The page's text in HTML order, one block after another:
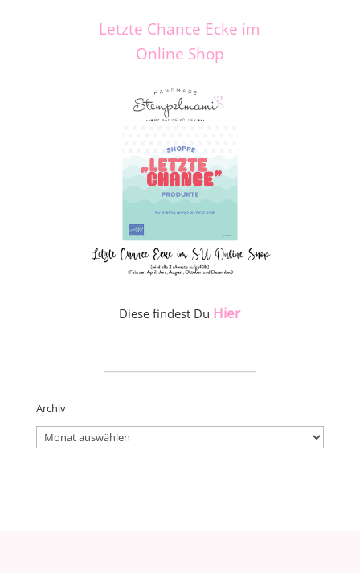
Letzte Chance Ecke im
Online Shop
Diese findest Du Hier
Archiv
Archiv